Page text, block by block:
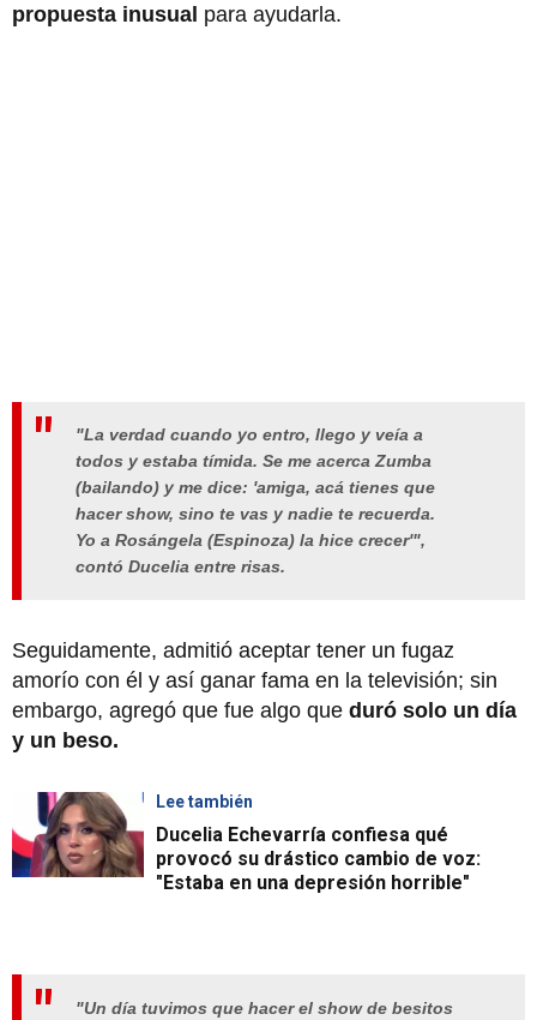
propuesta inusual para ayudarla.
"La verdad cuando yo entro, llego y veía a
todos y estaba tímida. Se me acerca Zumba
(bailando) y me dice: 'amiga, acá tienes que
hacer show, sino te vas y nadie te recuerda.
Yo a Rosángela (Espinoza) la hice crecer'",
contó Ducelia entre risas.
Seguidamente, admitió aceptar tener un fugaz
amorío con él y así ganar fama en la televisión; sin
embargo, agregó que fue algo que duró solo un día
y un beso.
Lee también
Ducelia Echevarría confiesa qué
provocó su drástico cambio de voz:
"Estaba en una depresión horrible"
"Un día tuvimos que hacer el show de besitos